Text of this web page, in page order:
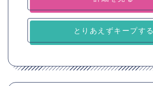
とりあえずキープする